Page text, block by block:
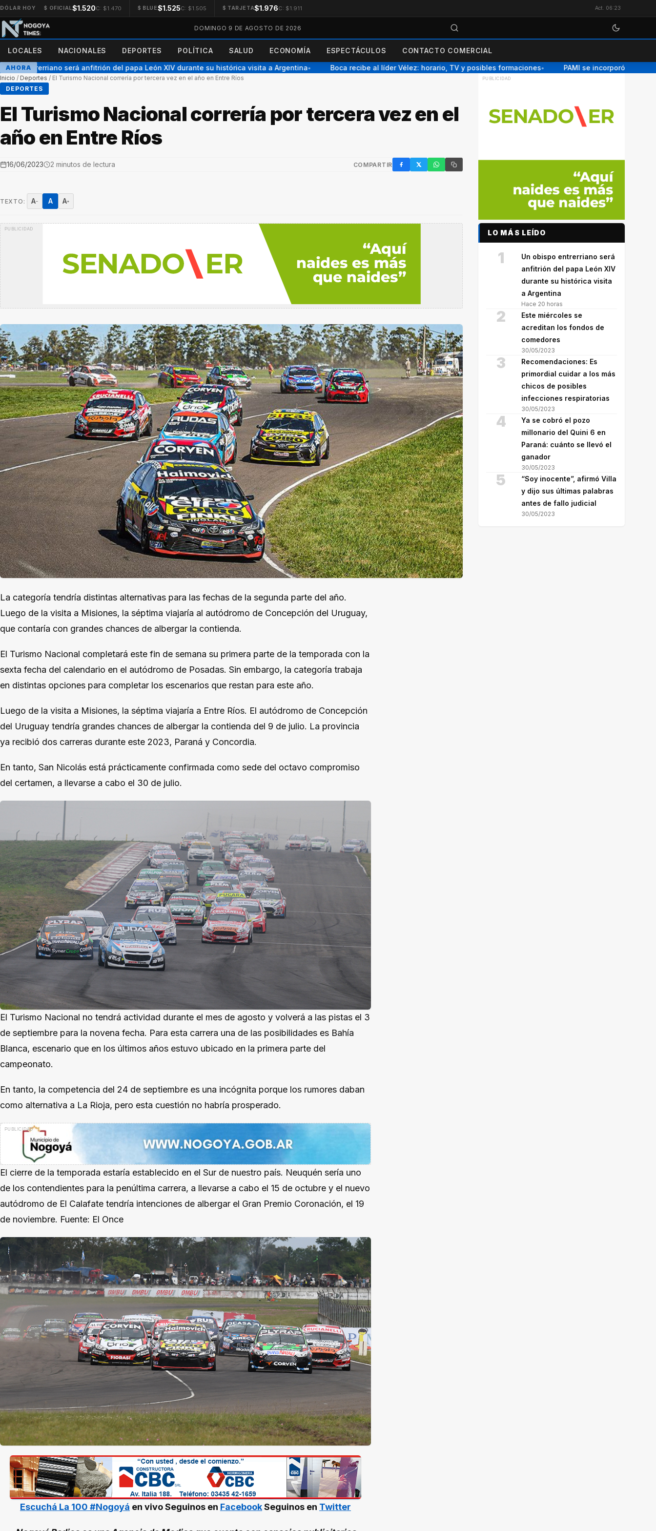
DÓLAR HOY $ OFICIAL$1.520C: $1.470 $ BLUE$1.525C: $1.505 $ TARJETA$1.976C: $1.911 Act. 06:23
DOMINGO 9 DE AGOSTO DE 2026
LOCALES NACIONALES DEPORTES POLÍTICA SALUD ECONOMÍA ESPECTÁCULOS CONTACTO COMERCIAL
AHORA
entrerriano será anfitrión del papa León XIV durante su histórica visita a Argentina● Boca recibe al líder Vélez: horario, TV y posibles formaciones● PAMI se incorporó a la red
Inicio / Deportes / El Turismo Nacional correría por tercera vez en el año en Entre Ríos
DEPORTES
El Turismo Nacional correría por tercera vez en el
año en Entre Ríos
16/06/2023 2 minutos de lectura COMPARTIR
FacebookX / TwitterWhatsAppCopiar enlace
TEXTO: A− A A+
La categoría tendría distintas alternativas para las fechas de la segunda parte del año.
Luego de la visita a Misiones, la séptima viajaría al autódromo de Concepción del Uruguay,
que contaría con grandes chances de albergar la contienda.
El Turismo Nacional completará este fin de semana su primera parte de la temporada con la
sexta fecha del calendario en el autódromo de Posadas. Sin embargo, la categoría trabaja
en distintas opciones para completar los escenarios que restan para este año.
Luego de la visita a Misiones, la séptima viajaría a Entre Ríos. El autódromo de Concepción
del Uruguay tendría grandes chances de albergar la contienda del 9 de julio. La provincia
ya recibió dos carreras durante este 2023, Paraná y Concordia.
En tanto, San Nicolás está prácticamente confirmada como sede del octavo compromiso
del certamen, a llevarse a cabo el 30 de julio.
El Turismo Nacional no tendrá actividad durante el mes de agosto y volverá a las pistas el 3
de septiembre para la novena fecha. Para esta carrera una de las posibilidades es Bahía
Blanca, escenario que en los últimos años estuvo ubicado en la primera parte del
campeonato.
En tanto, la competencia del 24 de septiembre es una incógnita porque los rumores daban
como alternativa a La Rioja, pero esta cuestión no habría prosperado.
El cierre de la temporada estaría establecido en el Sur de nuestro país. Neuquén sería uno
de los contendientes para la penúltima carrera, a llevarse a cabo el 15 de octubre y el nuevo
autódromo de El Calafate tendría intenciones de albergar el Gran Premio Coronación, el 19
de noviembre. Fuente: El Once
Escuchá La 100 #Nogoyá en vivoSeguinos en FacebookSeguinos en Twitter
LO MÁS LEÍDO
1
Un obispo entrerriano será
anfitrión del papa León XIV
durante su histórica visita
a Argentina
Hace 20 horas
2
Este miércoles se
acreditan los fondos de
comedores
30/05/2023
3
Recomendaciones: Es
primordial cuidar a los más
chicos de posibles
infecciones respiratorias
30/05/2023
4
Ya se cobró el pozo
millonario del Quini 6 en
Paraná: cuánto se llevó el
ganador
30/05/2023
5
“Soy inocente”, afirmó Villa
y dijo sus últimas palabras
antes de fallo judicial
30/05/2023